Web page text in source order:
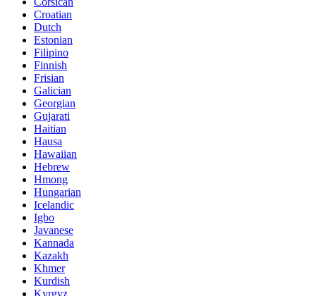
Croatian
Dutch
Estonian
Filipino
Finnish
Frisian
Galician
Georgian
Gujarati
Haitian
Hausa
Hawaiian
Hebrew
Hmong
Hungarian
Icelandic
Igbo
Javanese
Kannada
Kazakh
Khmer
Kurdish
Kyrgyz